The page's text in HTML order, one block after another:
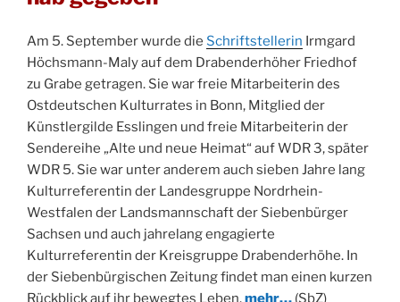
Am 5. September wurde die Schriftstellerin Irmgard
Höchsmann-Maly auf dem Drabenderhöher Friedhof
zu Grabe getragen. Sie war freie Mitarbeiterin des
Ostdeutschen Kulturrates in Bonn, Mitglied der
Künstlergilde Esslingen und freie Mitarbeiterin der
Sendereihe „Alte und neue Heimat“ auf WDR 3, später
WDR 5. Sie war unter anderem auch sieben Jahre lang
Kulturreferentin der Landesgruppe Nordrhein-
Westfalen der Landsmannschaft der Siebenbürger
Sachsen und auch jahrelang engagierte
Kulturreferentin der Kreisgruppe Drabenderhöhe. In
der Siebenbürgischen Zeitung findet man einen kurzen
Rückblick auf ihr bewegtes Leben.mehr… (SbZ)